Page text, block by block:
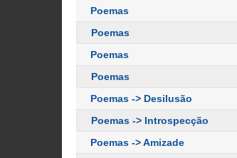
Poemas
Poemas
Poemas
Poemas
Poemas -> Desilusão
Poemas -> Introspecção
Poemas -> Amizade